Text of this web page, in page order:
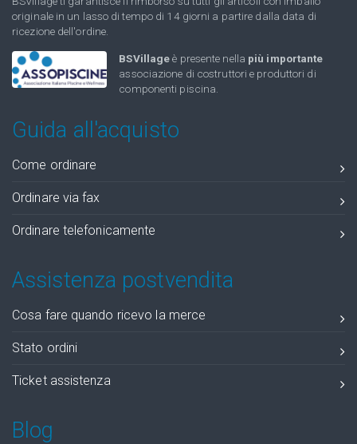
originale in un lasso di tempo di 14 giorni a partire dalla data di
ricezione dell'ordine.
BSVillageè presente nella più importante
associazione di costruttori e produttori di
componenti piscina.
Guida all'acquisto
Come ordinare
Ordinare via fax
Ordinare telefonicamente
Assistenza postvendita
Cosa fare quando ricevo la merce
Stato ordini
Ticket assistenza
Blog